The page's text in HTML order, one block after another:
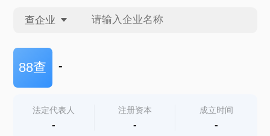
查企业
查企业
查产地
88查 -
法定代表人
-
注册资本
-
成立时间
-